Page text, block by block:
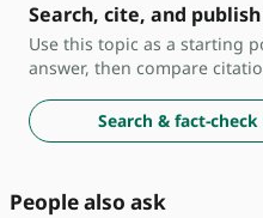
Search, cite, and
Use this topic as a starting
answer, then compare
Search & fact-
People also ask